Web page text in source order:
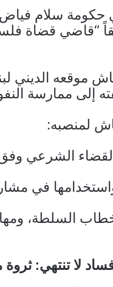
“قاضي قضاة
موقعه الديني
إلى ممارسة
لمنصبه:
الشرعي وفق
واستخدامها في
خطاب السلطة،
لا تنتهي: